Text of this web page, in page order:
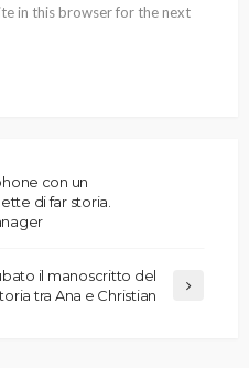
in this browser for the next
con un
di far storia.
il manoscritto del
tra Ana e Christian